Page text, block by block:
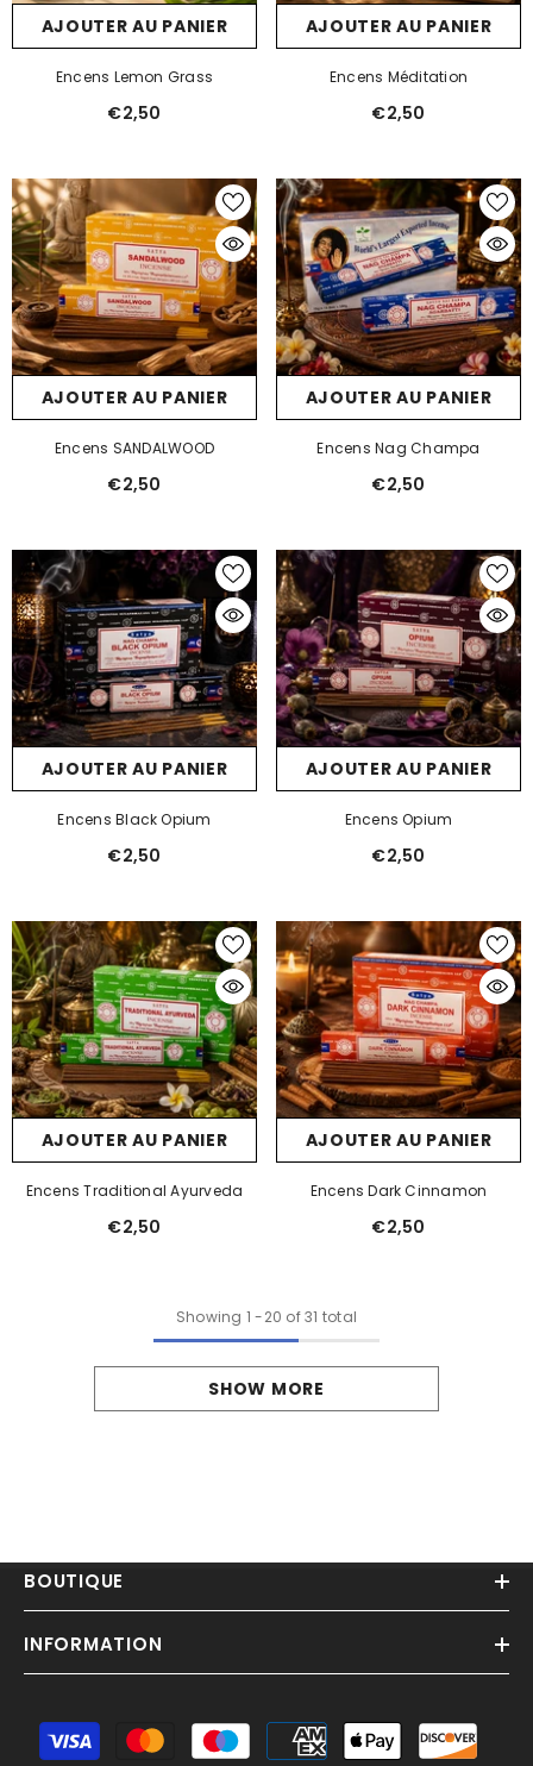
AJOUTER AU PANIER
Encens Lemon Grass
€2,50
AJOUTER AU PANIER
Encens Méditation
€2,50
AJOUTER AU PANIER
Encens SANDALWOOD
€2,50
AJOUTER AU PANIER
Encens Nag Champa
€2,50
AJOUTER AU PANIER
Encens Black Opium
€2,50
AJOUTER AU PANIER
Encens Opium
€2,50
AJOUTER AU PANIER
Encens Traditional Ayurveda
€2,50
AJOUTER AU PANIER
Encens Dark Cinnamon
€2,50
Showing 1 -20 of 31 total
SHOW MORE
BOUTIQUE
INFORMATION
Moyens
de